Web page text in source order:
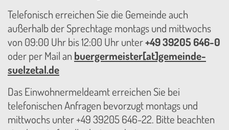
Telefonisch erreichen Sie die Gemeinde auch
außerhalb der Sprechtage montags und mittwochs
von 09:00 Uhr bis 12:00 Uhr unter+49 39205 646-0
oder per Mail an buergermeister[at]gemeinde-
suelzetal.de
Das Einwohnermeldeamt erreichen Sie bei
telefonischen Anfragen bevorzugt montags und
mittwochs unter +49 39205 646-22. Bitte beachten